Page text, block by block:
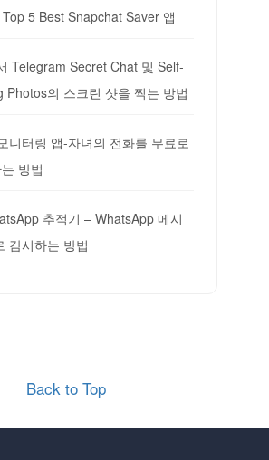
5 Best Snapchat Saver 앱
Telegram Secret Chat 및 Self-
Photos의 스크린 샷을 찍는 방법
니터링 앱-자녀의 전화를 무료로
방법
추적기 – WhatsApp 메시
감시하는 방법
Back to Top